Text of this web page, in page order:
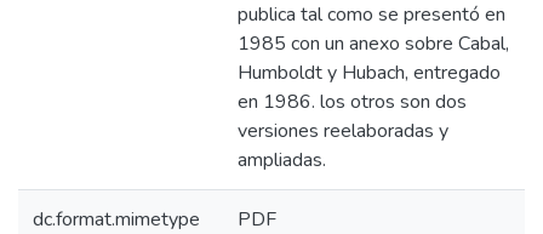
publica tal como se presentó en
1985 con un anexo sobre Cabal,
Humboldt y Hubach, entregado
en 1986. los otros son dos
versiones reelaboradas y
ampliadas.
dc.format.mimetype PDF